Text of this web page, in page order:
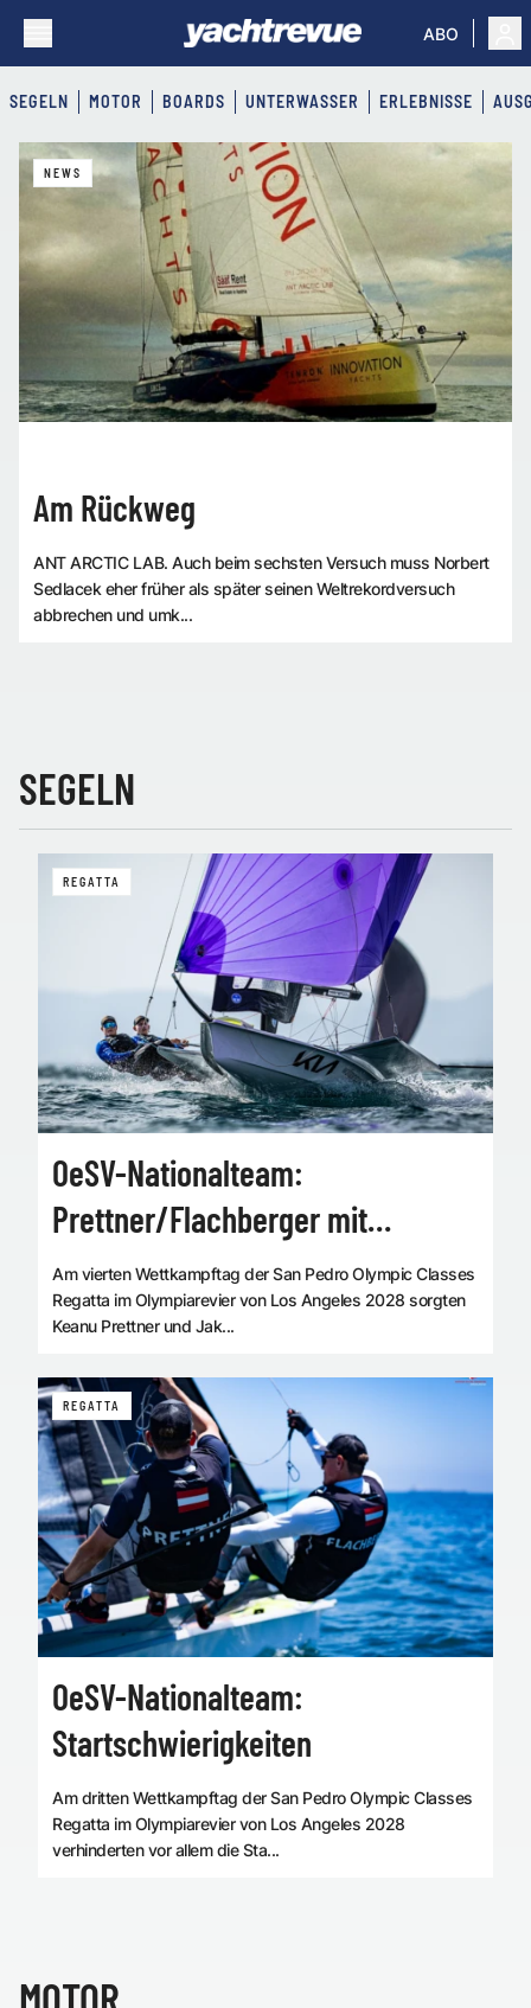
ABO
SEGELN MOTOR BOARDS UNTERWASSER ERLEBNISSE
Yachtrevue
NEWS
Am Rückweg
ANT ARCTIC LAB. Auch beim sechsten Versuch muss Norbert
Sedlacek eher früher als später seinen Weltrekordversuch
abbrechen und umk...
SEGELN
REGATTA
OeSV-Nationalteam:
Prettner/Flachberger mit
Wettfahrtsieg
Am vierten Wettkampftag der San Pedro Olympic Classes
Regatta im Olympiarevier von Los Angeles 2028 sorgten
Keanu Prettner und Jak...
REGATTA
OeSV-Nationalteam:
Startschwierigkeiten
Am dritten Wettkampftag der San Pedro Olympic Classes
Regatta im Olympiarevier von Los Angeles 2028
verhinderten vor allem die Sta...